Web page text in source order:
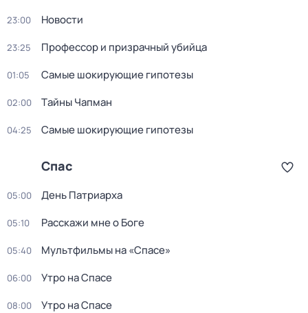
23:00 Новости
23:25 Профессор и призрачный убийца
01:05 Самые шoкиpующие гипотезы
02:00 Тaйны Чапман
04:25 Самые шoкиpующие гипотезы
Спас
05:00 День Патриарха
05:10 Расскажи мне о Боге
05:40 Мультфильмы на «Спасе»
06:00 Утро на Спасе
08:00 Утро на Спасе